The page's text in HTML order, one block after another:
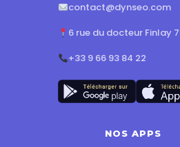
contact@dynseo.com
6 rue du docteur Finlay
+33 9 66 93 84 22
NOS APPS